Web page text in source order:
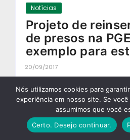
Notícias
Projeto de
de presos na
exemplo para
20/09/2017
Nós utilizamos cookies para
experiência em nosso site. Se
assumimos que você
Certo. Desejo continuar.